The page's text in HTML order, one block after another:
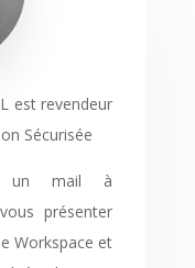
est revendeur
Sécurisée
un mail à
présenter
Workspace et